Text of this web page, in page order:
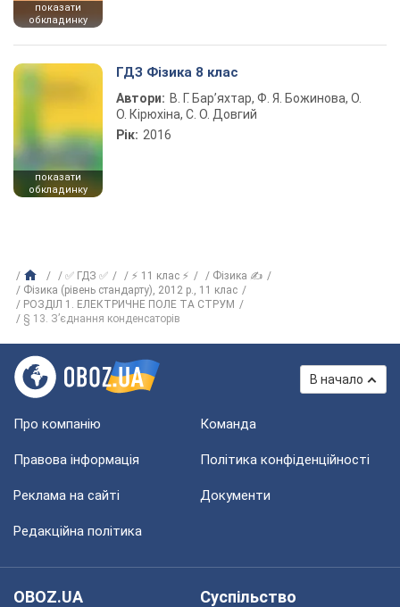
показати
обкладинку
показати
обкладинку
ГДЗ Фізика 8 клас
Автори: В. Г. Бар’яхтар, Ф. Я. Божинова, О.
О. Кірюхіна, С. О. Довгий
Рік: 2016
✅ ГДЗ ✅ ⚡ 11 клас ⚡
Фізика ✍
Фізика (рівень стандарту), 2012 р., 11 клас
РОЗДІЛ 1. ЕЛЕКТРИЧНЕ ПОЛЕ ТА СТРУМ
§ 13. З’єднання конденсаторів
В начало
Про компанію Команда
Правова інформація Політика конфіденційності
Реклама на сайті Документи
Редакційна політика
OBOZ.UA
Суспільство